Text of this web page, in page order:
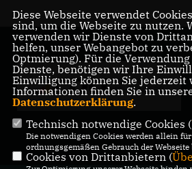
Diese Webseite verwendet
sind, um die Webseite zu nutzen.
verwenden wir Dienste von
helfen, unser Webangebot zu
Optmierung). Für die
Dienste, benötigen wir Ihre
Einwilligung können Sie jederzeit
Informationen finden Sie in
Datenschutzerklärung.
Technisch notwendige Cookies (
Die notwendigen Cookies werden allein
ordnungsgemäßen Gebrauch der
Cookies von Drittanbietern (